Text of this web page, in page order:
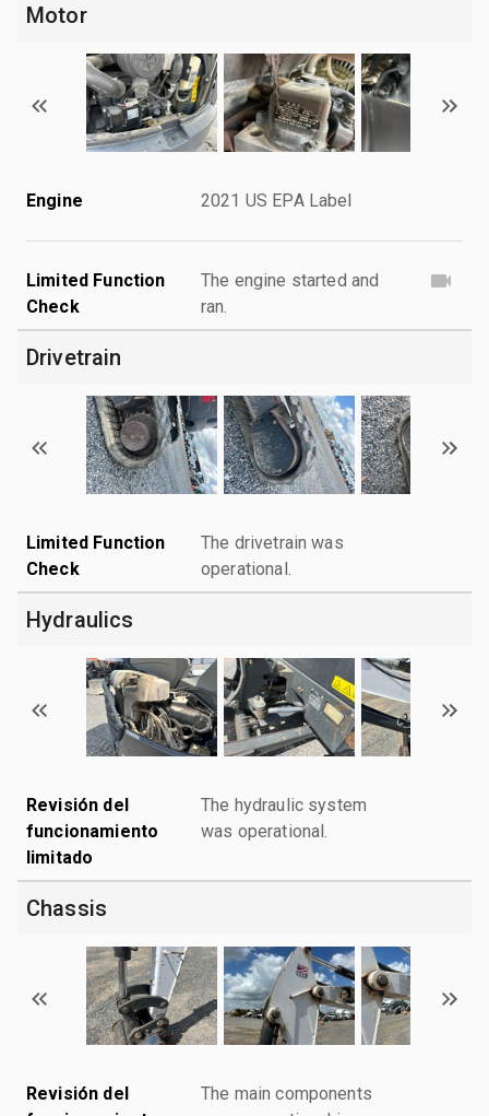
Motor
Engine 2021 US EPA Label
Limited Function
Check
The engine started and
ran.
Drivetrain
Limited Function
Check
The drivetrain was
operational.
Hydraulics
Revisión del
funcionamiento
limitado
The hydraulic system
was operational.
Chassis
Revisión del
The main components